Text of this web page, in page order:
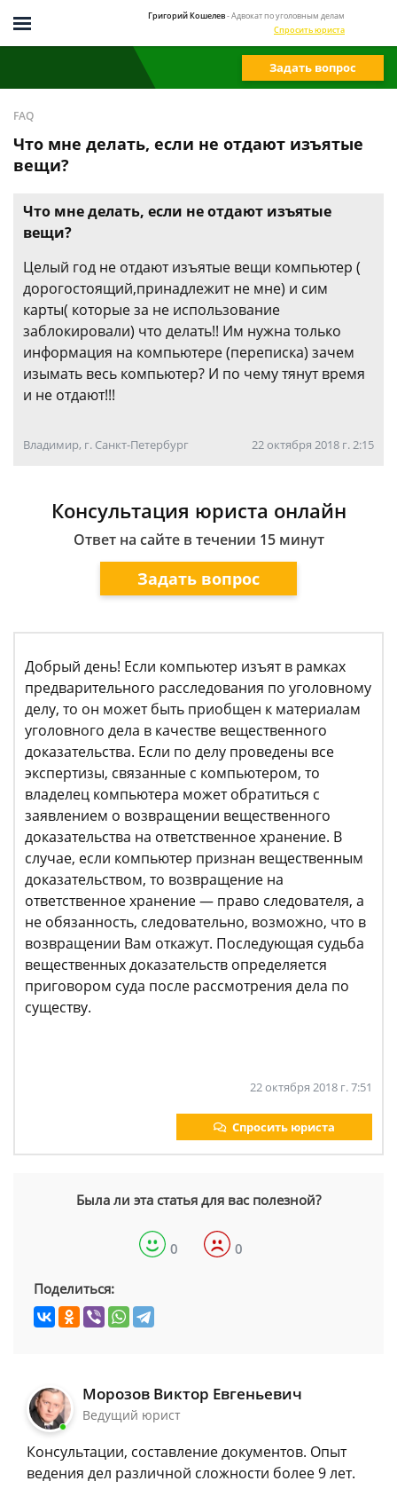
Григорий Кошелев- Адвокат по уголовным делам
Спросить юриста
Задать вопрос
FAQ
Что мне делать, если не отдают изъятые
вещи?
Что мне делать, если не отдают изъятые
вещи?
Целый год не отдают изъятые вещи компьютер (
дорогостоящий,принадлежит не мне) и сим
карты( которые за не использование
заблокировали) что делать!! Им нужна только
информация на компьютере (переписка) зачем
изымать весь компьютер? И по чему тянут время
и не отдают!!!
Владимир, г. Санкт-Петербург 22 октября 2018 г. 2:15
Консультация юриста онлайн
Ответ на сайте в течении 15 минут
Задать вопрос
Добрый день! Если компьютер изъят в рамках
предварительного расследования по уголовному
делу, то он может быть приобщен к материалам
уголовного дела в качестве вещественного
доказательства. Если по делу проведены все
экспертизы, связанные с компьютером, то
владелец компьютера может обратиться с
заявлением о возвращении вещественного
доказательства на ответственное хранение. В
случае, если компьютер признан вещественным
доказательством, то возвращение на
ответственное хранение — право следователя, а
не обязанность, следовательно, возможно, что в
возвращении Вам откажут. Последующая судьба
вещественных доказательств определяется
приговором суда после рассмотрения дела по
существу.
22 октября 2018 г. 7:51
Спросить юриста
Была ли эта статья для вас полезной?
0 0
Поделиться:
Морозов Виктор Евгеньевич
Ведущий юрист
Консультации, составление документов. Опыт
ведения дел различной сложности более 9 лет.